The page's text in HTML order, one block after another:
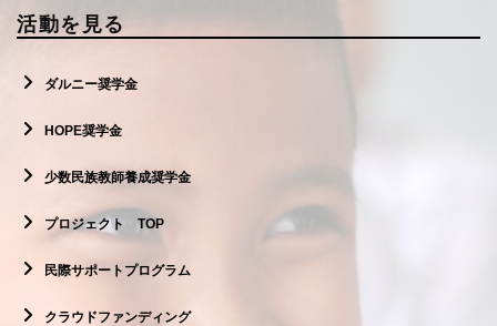
活動を見る
ダルニー奨学金
HOPE奨学金
少数民族教師養成奨学金
プロジェクト TOP
民際サポートプログラム
クラウドファンディング